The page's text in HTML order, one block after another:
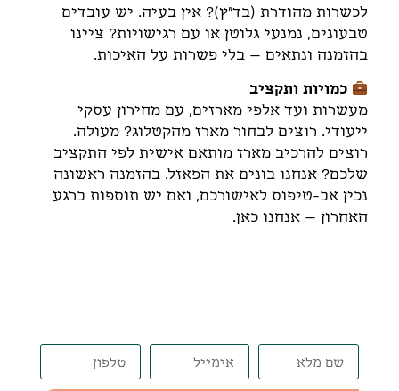
לכשרות מהודרת (בד"ץ)? אין בעיה. יש עובדים
טבעונים, נמנעי גלוטן או עם רגישויות? ציינו
בהזמנה ונתאים – בלי פשרות על האיכות.
כמויות ותקציב
מעשרות ועד אלפי מארזים, עם מחירון עסקי
ייעודי. רוצים לבחור מארז מהקטלוג? מעולה.
רוצים להרכיב מארז מותאם אישית לפי התקציב
שלכם? אנחנו בונים את הפאזל. בהזמנה ראשונה
נכין אב-טיפוס לאישורכם, ואם יש תוספות ברגע
האחרון – אנחנו כאן.